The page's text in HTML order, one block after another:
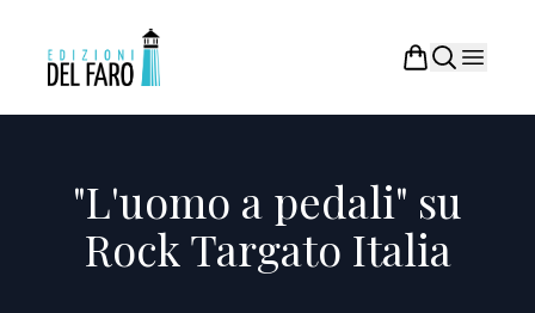
"L'uomo a pedali" su
Rock Targato Italia